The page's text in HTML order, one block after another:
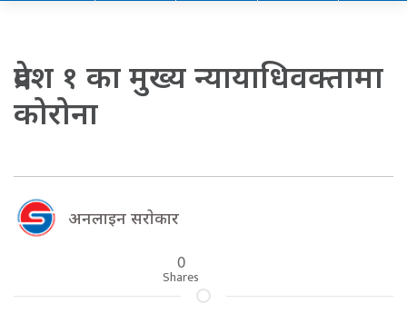
प्रदेश १ का मुख्य न्यायाधिवक्तामा
कोरोना
अनलाइन सराेकार
0
Shares